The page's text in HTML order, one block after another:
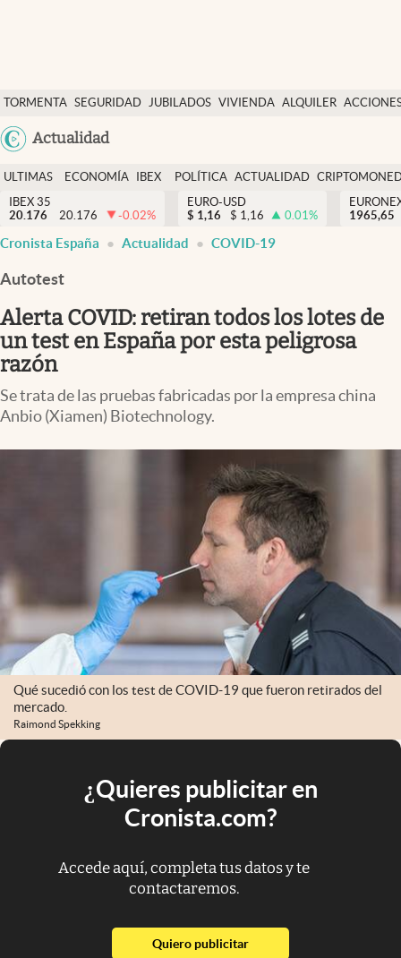
TORMENTA SEGURIDAD JUBILADOS VIVIENDA ALQUILER
USA
Actualidad
Economía y finanzas
Política
Actualidad
Criptomonedas
España
ULTIMAS
NOTICIAS
ECONOMÍA
FINANZAS
IBEX
EURO
POLÍTICA ACTUALIDAD
IBEX 35
20.176
20.176 -0.02%
EURO-USD
$ 1,16 $ 1,16 0.01%
1965,65
Cronista España Actualidad COVID-19
Autotest
Alerta COVID: retiran todos los lotes de
un test en España por esta peligrosa
razón
Se trata de las pruebas fabricadas por la empresa china
Anbio (Xiamen) Biotechnology.
Qué sucedió con los test de COVID-19 que fueron retirados del
mercado.
Raimond Spekking
¿Quieres publicitar en
Cronista.com?
Accede aquí, completa tus datos y te
contactaremos.
Quiero publicitarabre en nueva pestaña